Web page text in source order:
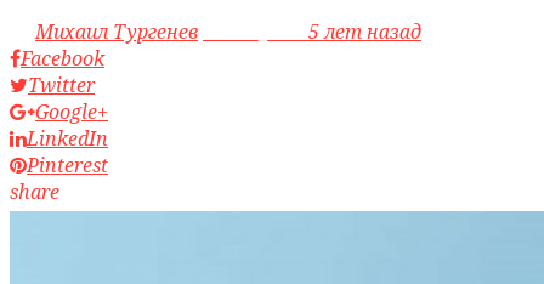
byМихаил Тургенев
5 лет назад
Facebook
Twitter
Google+
LinkedIn
Pinterest
share